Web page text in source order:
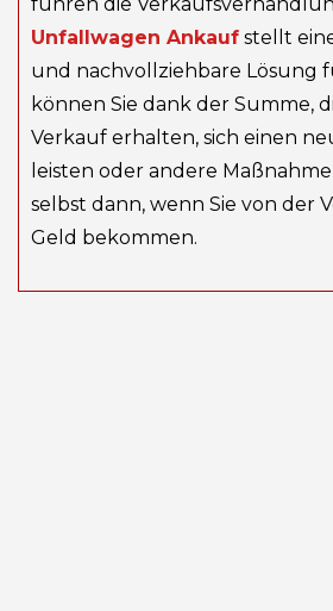
Unfallwagen Ankauf stellt
und nachvollziehbare Lösung
können Sie dank der Summe,
Verkauf erhalten, sich einen
leisten oder andere
selbst dann, wenn Sie von der
Geld bekommen.